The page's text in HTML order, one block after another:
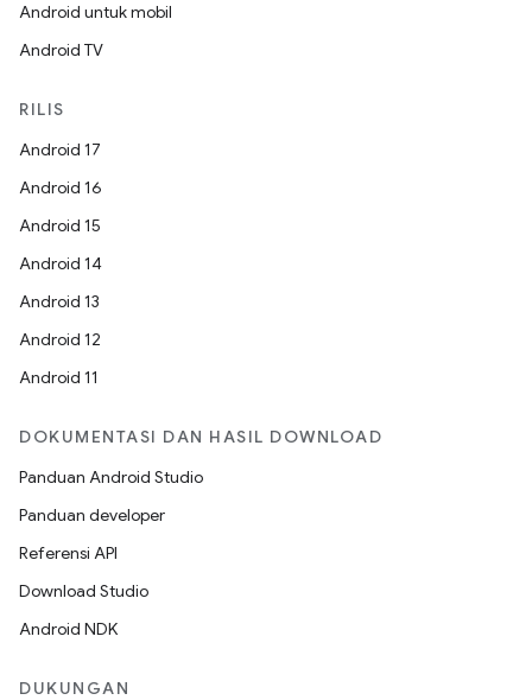
Android untuk mobil
Android TV
RILIS
Android 17
Android 16
Android 15
Android 14
Android 13
Android 12
Android 11
DOKUMENTASI DAN HASIL DOWNLOAD
Panduan Android Studio
Panduan developer
Referensi API
Download Studio
Android NDK
DUKUNGAN